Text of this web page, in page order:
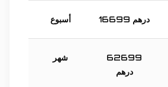
أسبوع 16699 درهم
شهر
62699
درهم